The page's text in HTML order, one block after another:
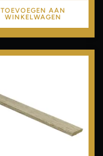
TOEVOEGEN AAN
WINKELWAGEN